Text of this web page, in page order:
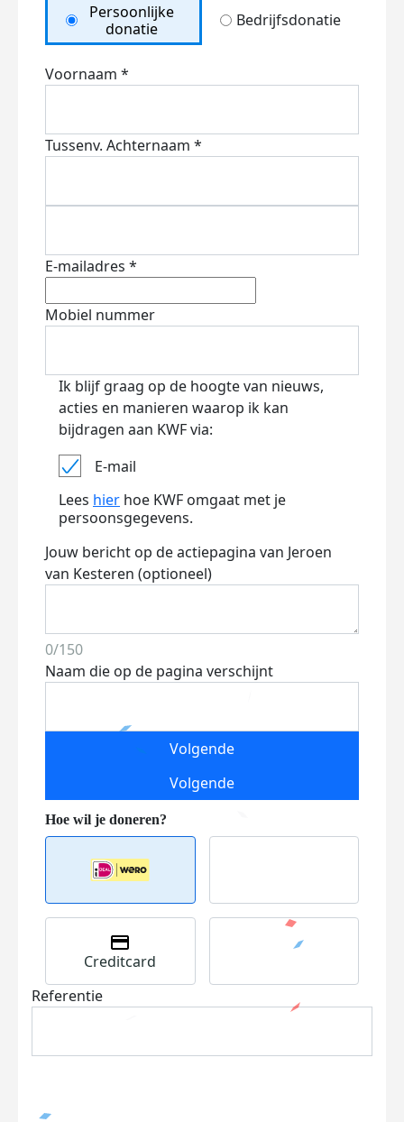
Persoonlijke
donatie
Bedrijfsdonatie
Voornaam *
Tussenv. Achternaam *
E-mailadres *
Mobiel nummer
Ik blijf graag op de hoogte van nieuws,
acties en manieren waarop ik kan
bijdragen aan KWF via:
E-mail
Lees hier hoe KWF omgaat met je
persoonsgegevens.
Jouw bericht op de actiepagina van Jeroen
van Kesteren (optioneel)
0/150
Naam die op de pagina verschijnt
Volgende
Volgende
Creditcard
Referentie